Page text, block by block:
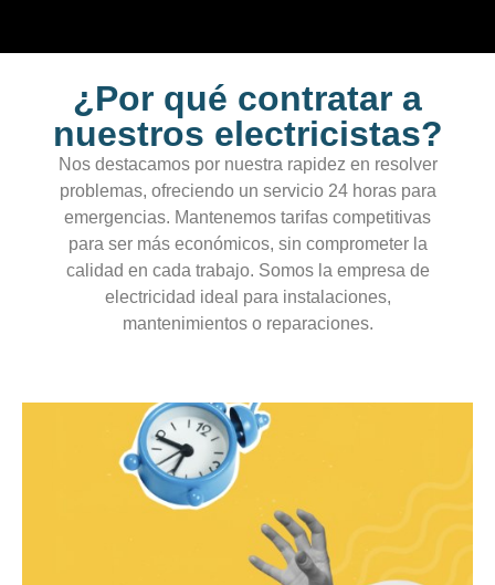
¿Por qué contratar a
nuestros electricistas?
Nos destacamos por nuestra rapidez en resolver
problemas, ofreciendo un servicio 24 horas para
emergencias. Mantenemos tarifas competitivas
para ser más económicos, sin comprometer la
calidad en cada trabajo. Somos la empresa de
electricidad ideal para instalaciones,
mantenimientos o reparaciones.